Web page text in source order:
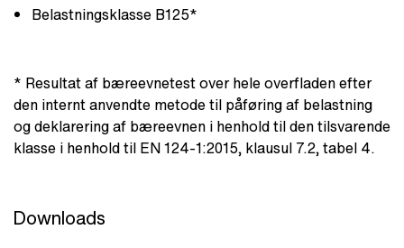
Belastningsklasse B125*
* Resultat af bæreevnetest over hele overfladen efter
den internt anvendte metode til påføring af belastning
og deklarering af bæreevnen i henhold til den tilsvarende
klasse i henhold til EN 124-1:2015, klausul 7.2, tabel 4.
Downloads